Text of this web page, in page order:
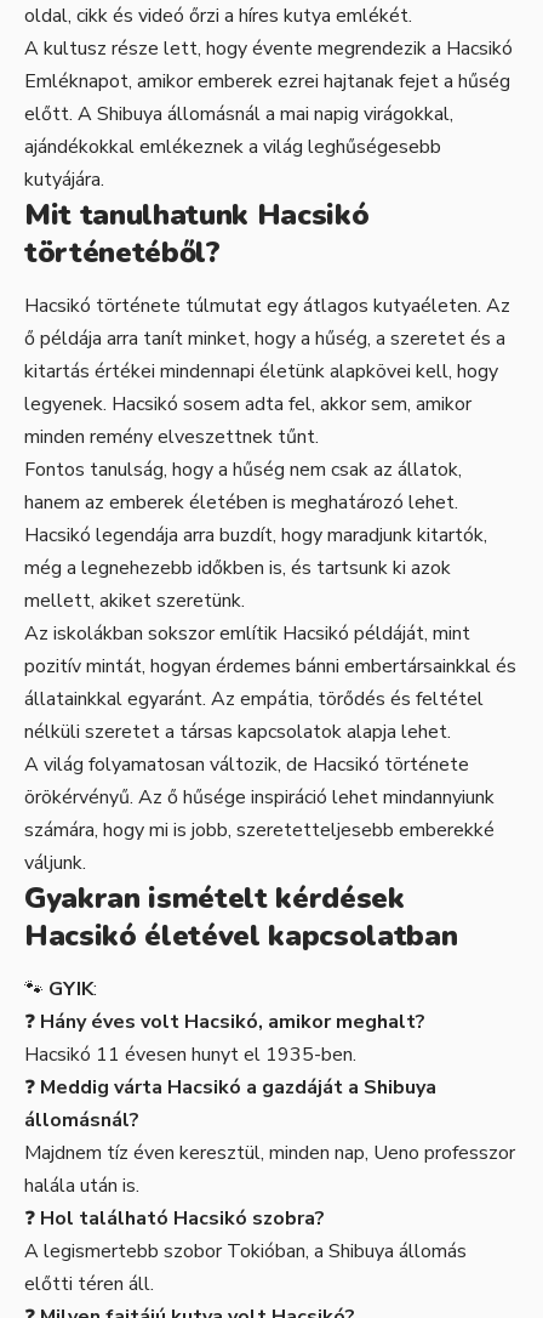
oldal, cikk és videó őrzi a híres kutya emlékét.
A kultusz része lett, hogy évente megrendezik a Hacsikó
Emléknapot, amikor emberek ezrei hajtanak fejet a hűség
előtt. A Shibuya állomásnál a mai napig virágokkal,
ajándékokkal emlékeznek a világ leghűségesebb
kutyájára.
Mit tanulhatunk Hacsikó
történetéből?
Hacsikó története túlmutat egy átlagos kutyaéleten. Az
ő példája arra tanít minket, hogy a hűség, a szeretet és a
kitartás értékei mindennapi életünk alapkövei kell, hogy
legyenek. Hacsikó sosem adta fel, akkor sem, amikor
minden remény elveszettnek tűnt.
Fontos tanulság, hogy a hűség nem csak az állatok,
hanem az emberek életében is meghatározó lehet.
Hacsikó legendája arra buzdít, hogy maradjunk kitartók,
még a legnehezebb időkben is, és tartsunk ki azok
mellett, akiket szeretünk.
Az iskolákban sokszor említik Hacsikó példáját, mint
pozitív mintát, hogyan érdemes bánni embertársainkkal és
állatainkkal egyaránt. Az empátia, törődés és feltétel
nélküli szeretet a társas kapcsolatok alapja lehet.
A világ folyamatosan változik, de Hacsikó története
örökérvényű. Az ő hűsége inspiráció lehet mindannyiunk
számára, hogy mi is jobb, szeretetteljesebb emberekké
váljunk.
Gyakran ismételt kérdések
Hacsikó életével kapcsolatban
🐾 GYIK:
❓ Hány éves volt Hacsikó, amikor meghalt?
Hacsikó 11 évesen hunyt el 1935-ben.
❓ Meddig várta Hacsikó a gazdáját a Shibuya
állomásnál?
Majdnem tíz éven keresztül, minden nap, Ueno professzor
halála után is.
❓ Hol található Hacsikó szobra?
A legismertebb szobor Tokióban, a Shibuya állomás
előtti téren áll.